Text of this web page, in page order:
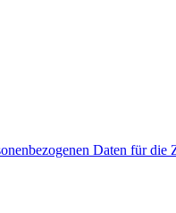
Daten für